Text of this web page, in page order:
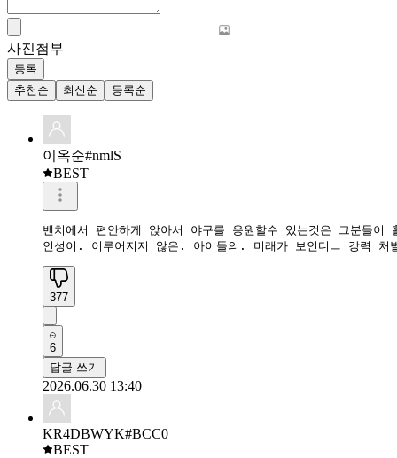
사진첨부
등록
추천순
최신순 등록순
이옥순#nmlS
BEST
벤치에서 편안하게 앉아서 야구를 응원할수 있는것은 그분들
인성이. 이루어지지 않은. 아이들의. 미래가 보인디ㅡ 강력 처
377
6
답글 쓰기
2026.06.30 13:40
KR4DBWYK#BCC0
BEST